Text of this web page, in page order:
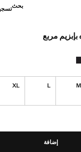
بحث
مربع
M
L
XL
إضافة